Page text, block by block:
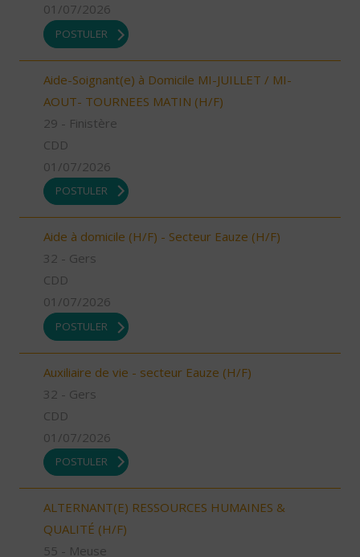
01/07/2026
POSTULER
Aide-Soignant(e) à Domicile MI-JUILLET / MI-
AOUT- TOURNEES MATIN (H/F)
29 - Finistère
CDD
01/07/2026
POSTULER
Aide à domicile (H/F) - Secteur Eauze (H/F)
32 - Gers
CDD
01/07/2026
POSTULER
Auxiliaire de vie - secteur Eauze (H/F)
32 - Gers
CDD
01/07/2026
POSTULER
ALTERNANT(E) RESSOURCES HUMAINES &
QUALITÉ (H/F)
55 - Meuse